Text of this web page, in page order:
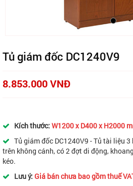
Tủ giám đốc DC1240V9
8.853.000 VNĐ
Kích thước: W1200 x D400 x H2000
Tủ giám đốc DC1240V9 - Tủ tài liệu
trên không cánh, có 2 đợt di động,
kéo.
Lưu ý: Giá bán chưa bao gồm thuế